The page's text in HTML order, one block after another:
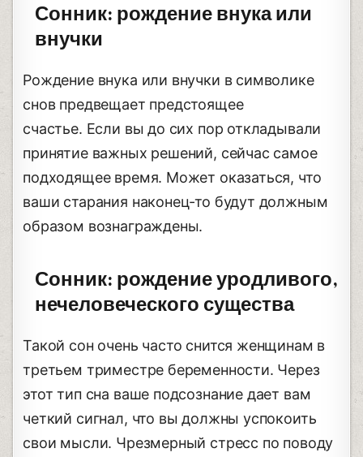
Сонник: рождение внука или
внучки
Рождение внука или внучки в символике
снов предвещает предстоящее
счастье. Если вы до сих пор откладывали
принятие важных решений, сейчас самое
подходящее время. Может оказаться, что
ваши старания наконец-то будут должным
образом вознаграждены.
Сонник: рождение уродливого,
нечеловеческого существа
Такой сон очень часто снится женщинам в
третьем триместре беременности. Через
этот тип сна ваше подсознание дает вам
четкий сигнал, что вы должны успокоить
свои мысли. Чрезмерный стресс по поводу